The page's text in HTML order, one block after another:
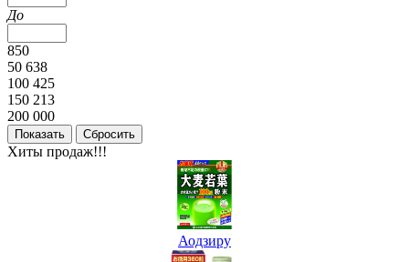
До
850
50 638
100 425
150 213
200 000
Хиты продаж!!!
Аодзиру